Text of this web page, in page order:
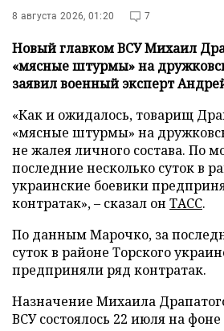
8 августа 2026, 01:20 7
Новый главком ВСУ Михаил
«мясные штурмы» на
заявил военный эксперт
«Как и ожидалось, товарищ
«мясные штурмы» на
не жалея личного состава. По
последние несколько суток в
украинские боевики
контратак», – сказал он ТАСС.
По данным Марочко, за
суток в районе Торского
предприняли ряд контратак.
Назначение Михаила
ВСУ состоялось 22 июля на